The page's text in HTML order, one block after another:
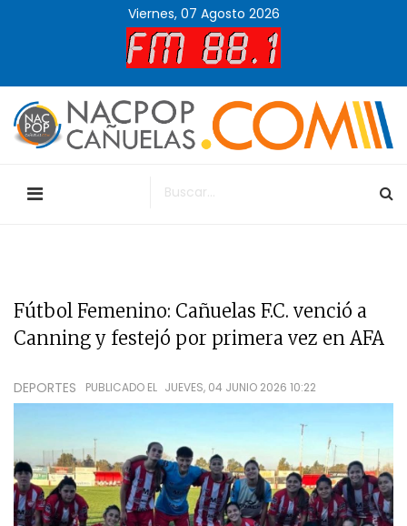
Viernes, 07 Agosto 2026
Fútbol Femenino: Cañuelas F.C. venció a
Canning y festejó por primera vez en AFA
DEPORTES PUBLICADO EL JUEVES, 04 JUNIO 2026 10:22